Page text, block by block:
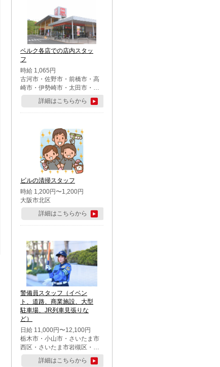
ベルク各店での店内スタッ
フ
時給 1,065円
古河市・佐野市・前橋市・高
崎市・伊勢崎市・太田市・館
林市・藤岡市・大泉町・さい
たま市北区・川越市・熊谷
市・行田市・秩父市・所沢
市・鶴ケ島市・千葉市中央
区・市川市・松戸市・習志野
市・柏市・流山市・八千代
市・足立区・江戸川区・八王
子市・町田市
詳細はこちらから
ビルの清掃スタッフ
時給 1,200円〜1,200円
大阪市北区
詳細はこちらから
警備員スタッフ（イベン
ト、道路、商業施設、大型
駐車場、JR列車見張りな
ど）
日給 11,000円〜12,100円
栃木市・小山市・さいたま市
西区・さいたま市岩槻区・久
喜市・蓮田市
詳細はこちらから